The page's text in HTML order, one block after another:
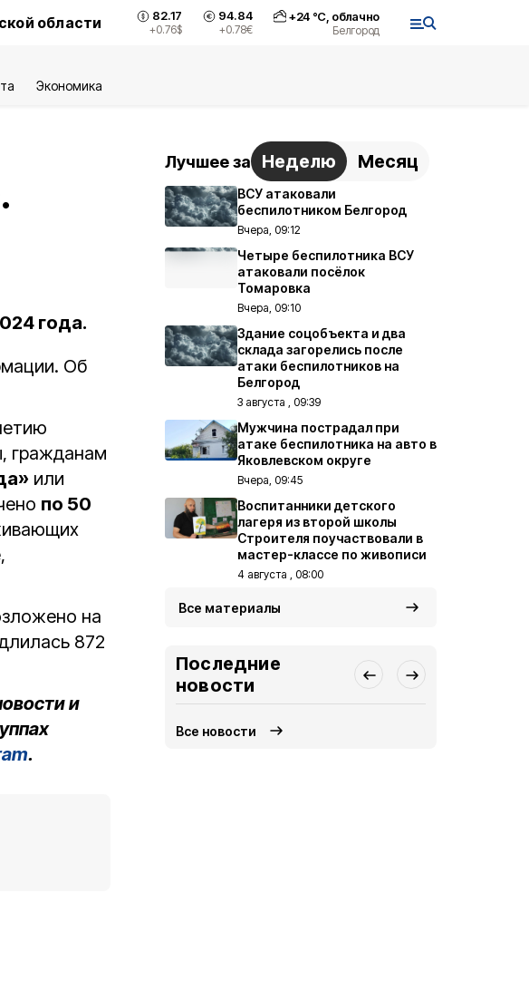
области 82.17
+0.76$
94.84
+0.78€
+24°С, облачно
Белгород
Экономика
года.
Об
гражданам
или
по 50
на
872
и
.
Лучшее за Неделю Месяц
ВСУ атаковали
беспилотником Белгород
Вчера, 09:12
Четыре беспилотника ВСУ
атаковали посёлок
Томаровка
Вчера, 09:10
Здание соцобъекта и два
склада загорелись после
атаки беспилотников на
Белгород
3 августа , 09:39
Мужчина пострадал при
атаке беспилотника на авто в
Яковлевском округе
Вчера, 09:45
Воспитанники детского
лагеря из второй школы
Строителя поучаствовали в
мастер-классе по живописи
4 августа , 08:00
Все материалы
Последние
новости
Все новости